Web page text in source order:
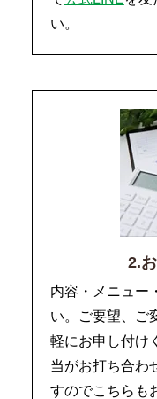
い。
2.
内容・メニュー
い。ご要望、ご
軽にお申し付け
当がお打ち合わ
すのでこちらも